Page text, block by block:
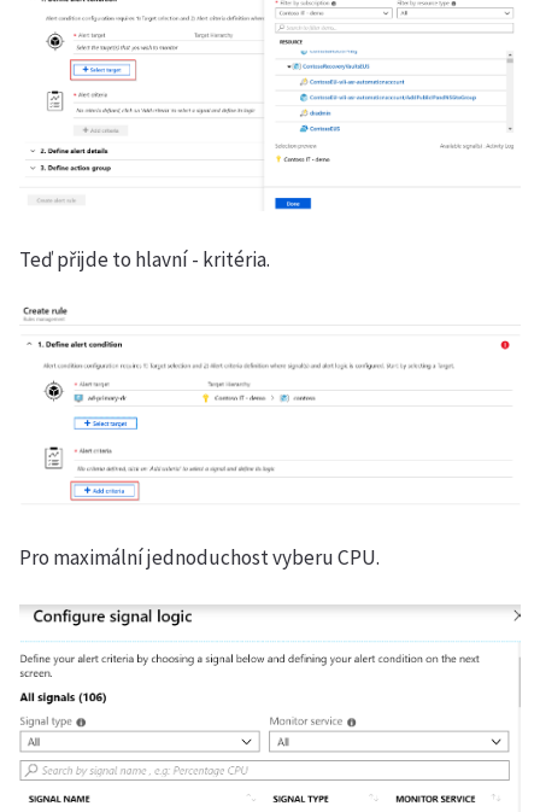
Teď přijde to hlavní - kritéria.
Pro maximální jednoduchost vyberu CPU.